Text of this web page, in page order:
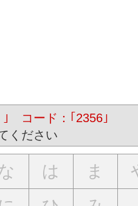
｣ コード：｢2356｣
ください
は ま